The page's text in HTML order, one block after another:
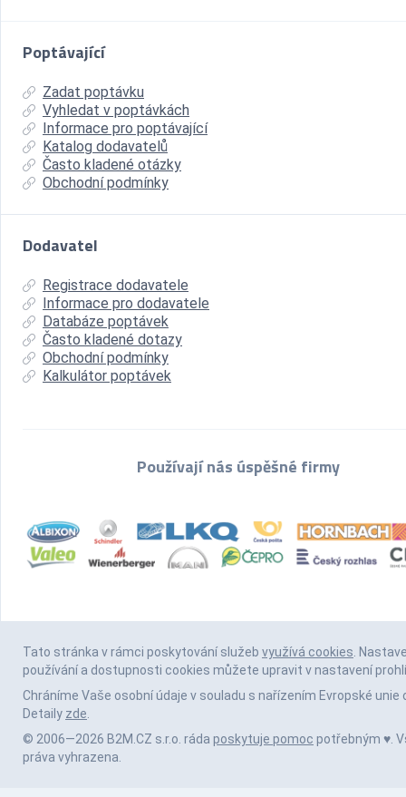
Poptávající
Zadat poptávku
Vyhledat v poptávkách
Informace pro poptávající
Katalog dodavatelů
Často kladené otázky
Obchodní podmínky
Dodavatel
Registrace dodavatele
Informace pro dodavatele
Databáze poptávek
Často kladené dotazy
Obchodní podmínky
Kalkulátor poptávek
Používají nás úspěšné firmy
Tato stránka v rámci poskytování služeb využívá cookies.
používání a dostupnosti cookies můžete upravit v nastavení
Chráníme Vaše osobní údaje v souladu s nařízením Evropské unie
Detaily zde.
© 2006—2026 B2M.CZ s.r.o. ráda poskytuje pomoc potřebným ♥️.
práva vyhrazena.